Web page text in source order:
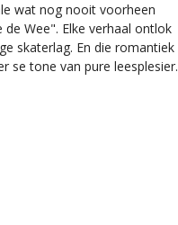
wat nog nooit voorheen
de Wee". Elke verhaal ontlok
skaterlag. En die romantiek
se tone van pure leesplesier.